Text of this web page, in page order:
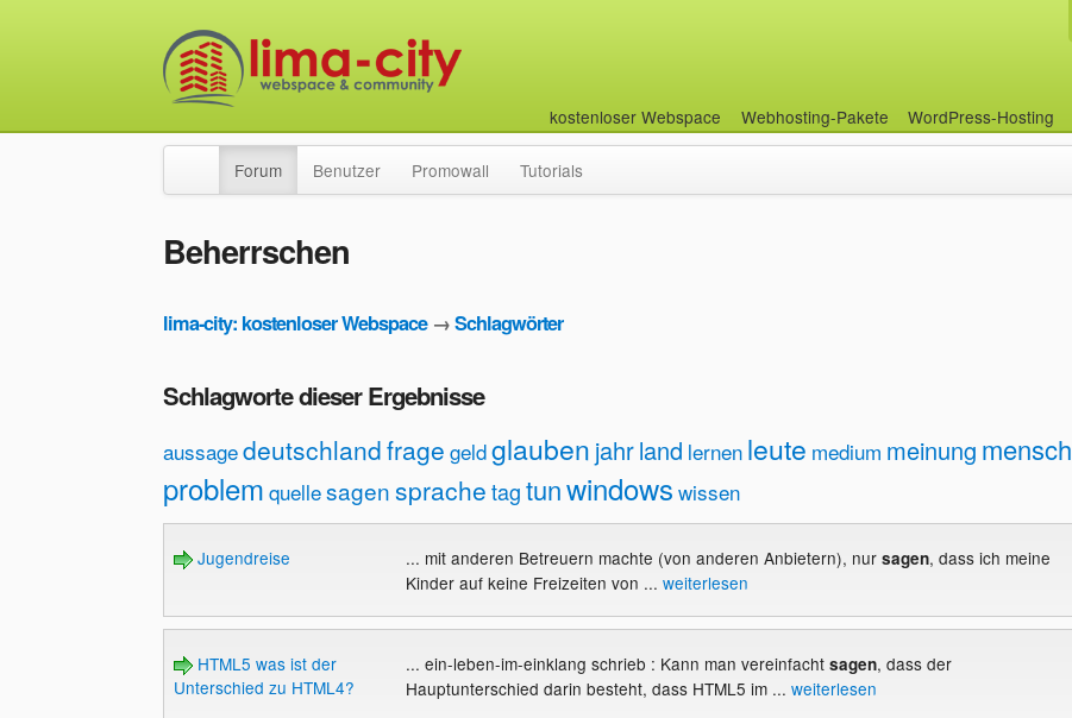
kostenloser Webspace Webhosting-Pakete WordPress-Hosting
Forum Benutzer Promowall Tutorials
Beherrschen
lima-city: kostenloser Webspace→Schlagwörter
Schlagworte dieser Ergebnisse
aussagedeutschlandfrage geldglauben jahrland lernen leute medium meinung mensch
problem quellesagensprachetagtunwindows wissen
Jugendreise ... mit anderen Betreuern machte (von anderen Anbietern), nursagen, dass ich meine
Kinder auf keine Freizeiten von ... weiterlesen
HTML5 was ist der
Unterschied zu HTML4?
... ein-leben-im-einklang schrieb : Kann man vereinfachtsagen, dass der
Hauptunterschied darin besteht, dass HTML5 im ... weiterlesen